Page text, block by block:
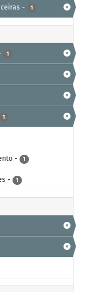
- 1
1
1
- 1
- 1